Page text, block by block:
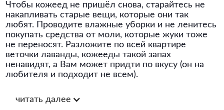
Чтобы кожеед не пришёл снова, старайтесь не
накапливать старые вещи, которые они так
любят. Проводите влажные уборки и не ленитесь
покупать средства от моли, которые жуки тоже
не переносят. Разложите по всей квартире
веточки лаванды, кожееды такой запах
ненавидят, а Вам может придти по вкусу (он на
любителя и подходит не всем).
читать далее